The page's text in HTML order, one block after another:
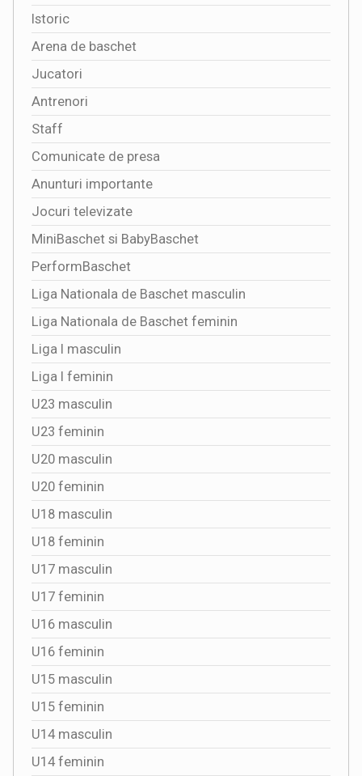
Istoric
Arena de baschet
Jucatori
Antrenori
Staff
Comunicate de presa
Anunturi importante
Jocuri televizate
MiniBaschet si BabyBaschet
PerformBaschet
Liga Nationala de Baschet masculin
Liga Nationala de Baschet feminin
Liga I masculin
Liga I feminin
U23 masculin
U23 feminin
U20 masculin
U20 feminin
U18 masculin
U18 feminin
U17 masculin
U17 feminin
U16 masculin
U16 feminin
U15 masculin
U15 feminin
U14 masculin
U14 feminin